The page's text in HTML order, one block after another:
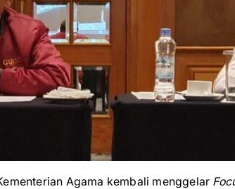
Agama kembali menggelar